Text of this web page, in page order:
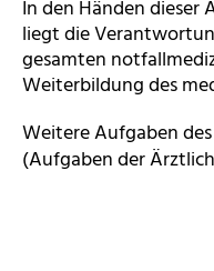
In den Händen
liegt die
gesamten
Weiterbildung des
Weitere Aufgaben
(Aufgaben der